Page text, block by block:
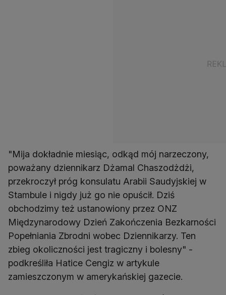
"Mija dokładnie miesiąc, odkąd mój narzeczony,
poważany dziennikarz Dżamal Chaszodżdżi,
przekroczył próg konsulatu Arabii Saudyjskiej w
Stambule i nigdy już go nie opuścił. Dziś
obchodzimy też ustanowiony przez ONZ
Międzynarodowy Dzień Zakończenia Bezkarności
Popełniania Zbrodni wobec Dziennikarzy. Ten
zbieg okoliczności jest tragiczny i bolesny" -
podkreśliła Hatice Cengiz w artykule
zamieszczonym w amerykańskiej gazecie.